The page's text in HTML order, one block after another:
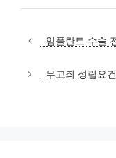
임플란트 수술
무고죄 성립요